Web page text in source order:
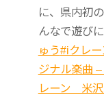
に、県内初
んなで遊び
ゅう#iクレー
ジナル楽曲
レーン 米沢